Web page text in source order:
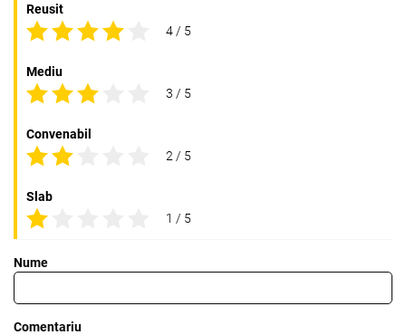
Reusit
4 / 5
Mediu
3 / 5
Convenabil
2 / 5
Slab
1 / 5
Nume
Comentariu